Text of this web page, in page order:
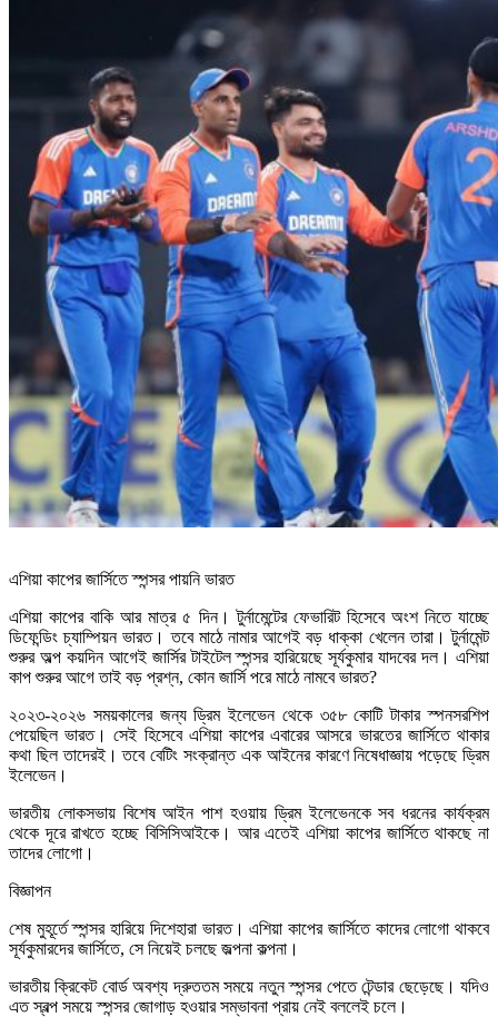
এশিয়া কাপের জার্সিতে স্পন্সর পায়নি ভারত
এশিয়া কাপের বাকি আর মাত্র ৫ দিন। টুর্নামেন্টের ফেভারিট হিসেবে অংশ নিতে যাচ্ছে
ডিফেন্ডিং চ্যাম্পিয়ন ভারত। তবে মাঠে নামার আগেই বড় ধাক্কা খেলেন তারা। টুর্নামেন্ট
শুরুর অল্প কয়দিন আগেই জার্সির টাইটেল স্পন্সর হারিয়েছে সূর্যকুমার যাদবের দল। এশিয়া
কাপ শুরুর আগে তাই বড় প্রশ্ন, কোন জার্সি পরে মাঠে নামবে ভারত?
২০২৩-২০২৬ সময়কালের জন্য ড্রিম ইলেভেন থেকে ৩৫৮ কোটি টাকার স্পনসরশিপ
পেয়েছিল ভারত। সেই হিসেবে এশিয়া কাপের এবারের আসরে ভারতের জার্সিতে থাকার
কথা ছিল তাদেরই। তবে বেটিং সংক্রান্ত এক আইনের কারণে নিষেধাজ্ঞায় পড়েছে ড্রিম
ইলেভেন।
ভারতীয় লোকসভায় বিশেষ আইন পাশ হওয়ায় ড্রিম ইলেভেনকে সব ধরনের কার্যক্রম
থেকে দূরে রাখতে হচ্ছে বিসিসিআইকে। আর এতেই এশিয়া কাপের জার্সিতে থাকছে না
তাদের লোগো।
বিজ্ঞাপন
শেষ মুহূর্তে স্পন্সর হারিয়ে দিশেহারা ভারত। এশিয়া কাপের জার্সিতে কাদের লোগো থাকবে
সূর্যকুমারদের জার্সিতে, সে নিয়েই চলছে জল্পনা কল্পনা।
ভারতীয় ক্রিকেট বোর্ড অবশ্য দ্রুততম সময়ে নতুন স্পন্সর পেতে টেন্ডার ছেড়েছে। যদিও
এত স্বল্প সময়ে স্পন্সর জোগাড় হওয়ার সম্ভাবনা প্রায় নেই বললেই চলে।